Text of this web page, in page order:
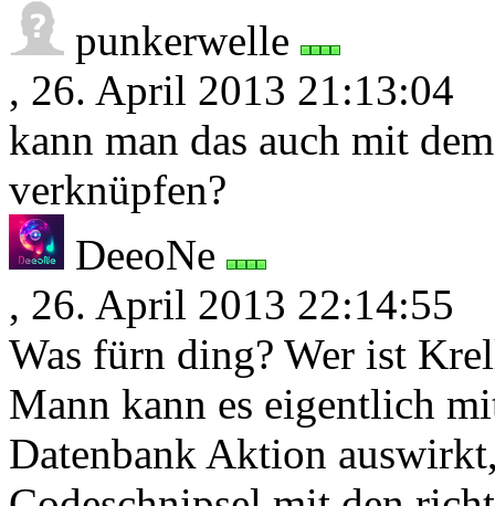
punkerwelle
, 26. April 2013 21:13:04
kann man das auch mit
verknüpfen?
DeeoNe
, 26. April 2013 22:14:55
Was fürn ding? Wer ist
Mann kann es eigentlich
Datenbank Aktion